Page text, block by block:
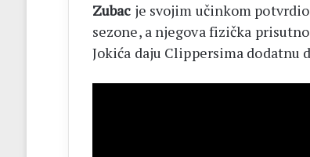
Zubac je svojim učinkom
sezone, a njegova fizička
Jokića daju Clippersima dodatnu